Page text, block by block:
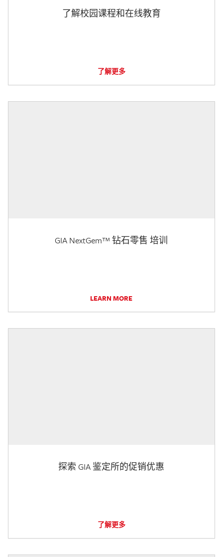
了解校园课程和在线教育
了解更多
GIA NextGem™ 钻石零售 培训
LEARN MORE
探索 GIA 鉴定所的促销优惠
了解更多